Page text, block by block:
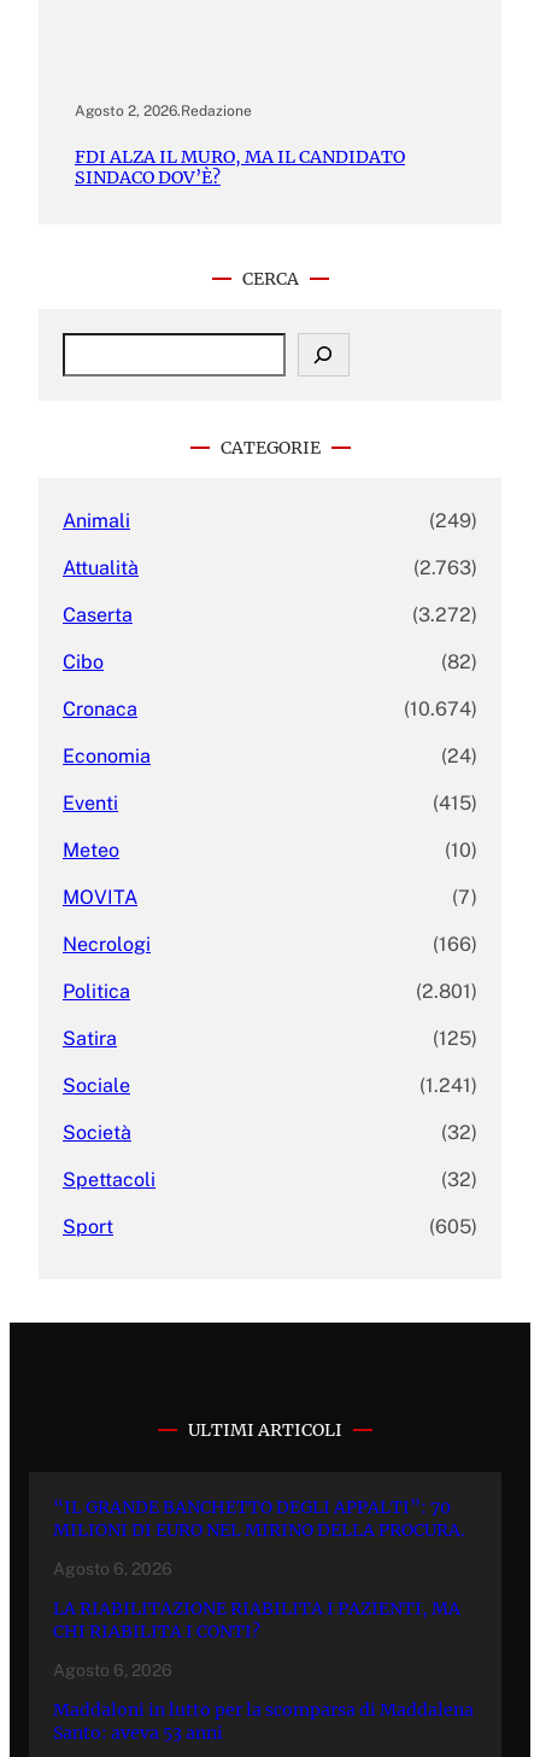
Agosto 2, 2026.Redazione
FDI ALZA IL MURO, MA IL CANDIDATO
SINDACO DOV’È?
CERCA
S
CATEGORIE
Animali (249)
Attualità (2.763)
Caserta (3.272)
Cibo (82)
Cronaca (10.674)
Economia (24)
Eventi (415)
Meteo (10)
MOVITA (7)
Necrologi (166)
Politica (2.801)
Satira (125)
Sociale (1.241)
Società (32)
Spettacoli (32)
Sport (605)
ULTIMI ARTICOLI
“IL GRANDE BANCHETTO DEGLI APPALTI”: 70
MILIONI DI EURO NEL MIRINO DELLA PROCURA.
Agosto 6, 2026
LA RIABILITAZIONE RIABILITA I PAZIENTI, MA
CHI RIABILITA I CONTI?
Agosto 6, 2026
Maddaloni in lutto per la scomparsa di Maddalena
Santo: aveva 53 anni